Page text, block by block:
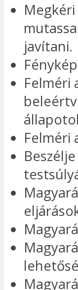
javítani.
Felméri
Felméri